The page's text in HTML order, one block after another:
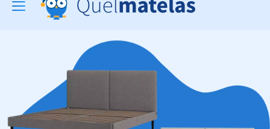
Toggle
navigation